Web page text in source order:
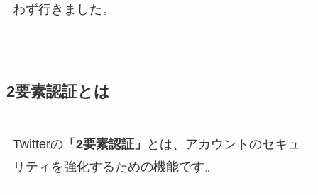
わず行きました。
2要素認証とは
Twitterの「2要素認証」
とは、アカウントのセキュ
リティを強化するための機能です。